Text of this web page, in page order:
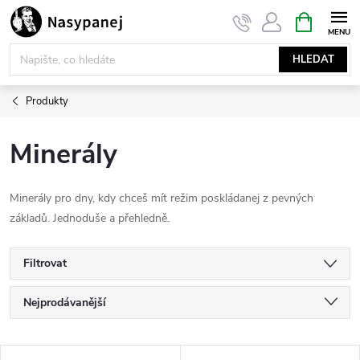
Přejít
na
obsah
HLEDAT
NÁKUPNÍ
KOŠÍK
Produkty
Minerály
Minerály pro dny, kdy chceš mít režim poskládanej z pevných
základů. Jednoduše a přehledně.
Filtrovat
Ř
a
Nejprodávanější